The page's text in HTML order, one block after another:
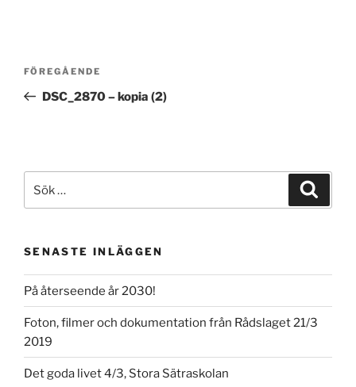
Inläggsnavigering
Föregående
inlägg
FÖREGÅENDE
DSC_2870 – kopia (2)
efter:
SENASTE INLÄGGEN
På återseende år 2030!
Foton, filmer och dokumentation från Rådslaget 21/3
2019
Det goda livet 4/3, Stora Sätraskolan